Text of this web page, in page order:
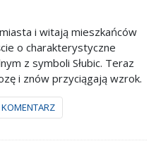
i witają mieszkańców
o charakterystyczne
z symboli Słubic. Teraz
i znów przyciągają wzrok.